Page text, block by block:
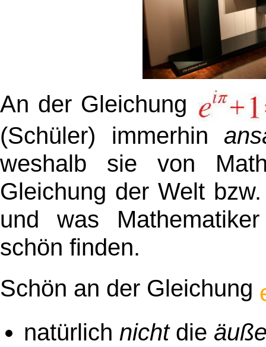
An der Gleichung
(Schüler) immerhin
weshalb sie von
Gleichung der Welt
und was
schön finden.
Schön an der Gleichung
natürlich nichtdie